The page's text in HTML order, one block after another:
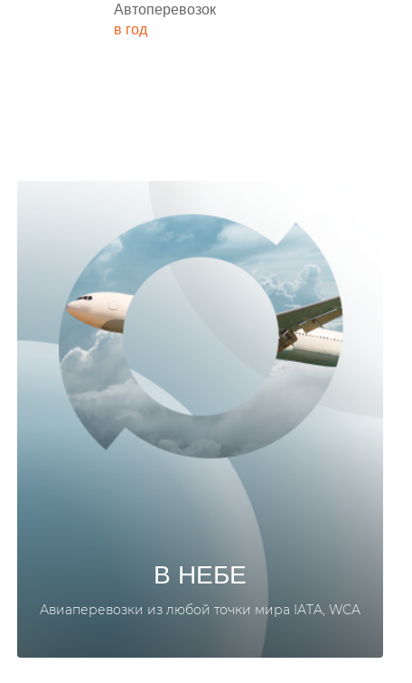
Автоперевозок
в год
В НЕБЕ
Авиаперевозки из любой точки мира IATA, WCA